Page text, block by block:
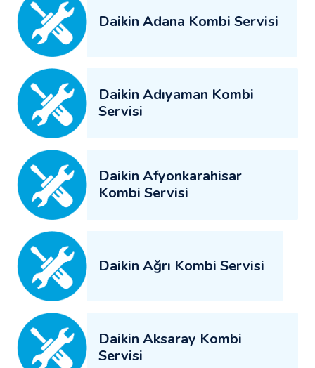
Daikin Adana Kombi Servisi
Daikin Adıyaman Kombi
Servisi
Daikin Afyonkarahisar
Kombi Servisi
Daikin Ağrı Kombi Servisi
Daikin Aksaray Kombi
Servisi